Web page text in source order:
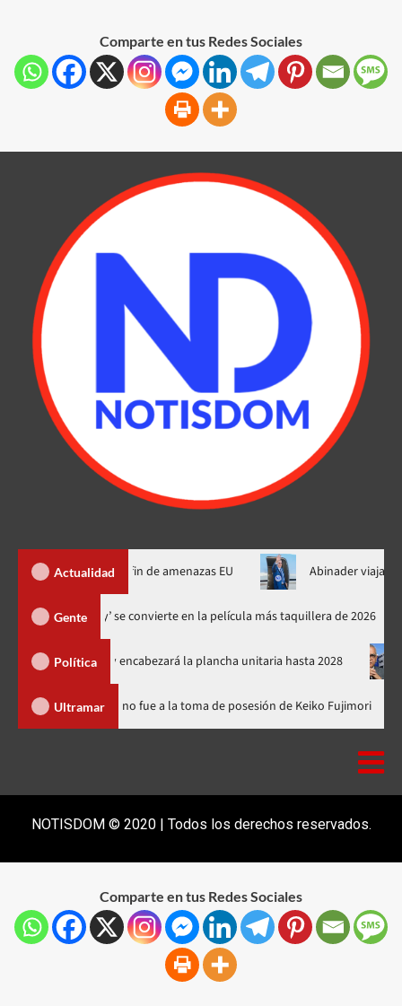
Comparte en tus Redes Sociales
Actualidad
Ormuz al fin de amenazas EU Abinader viajará a
Gente
‘Spider-Man: Brand New Day’ se convierte en la película más taquillera
Política
el PRM y encabezará la plancha unitaria hasta 2028
Ultramar Luis Abinader no fue a la toma de posesión de Keiko
NOTISDOM © 2020 | Todos los derechos reservados.
Comparte en tus Redes Sociales